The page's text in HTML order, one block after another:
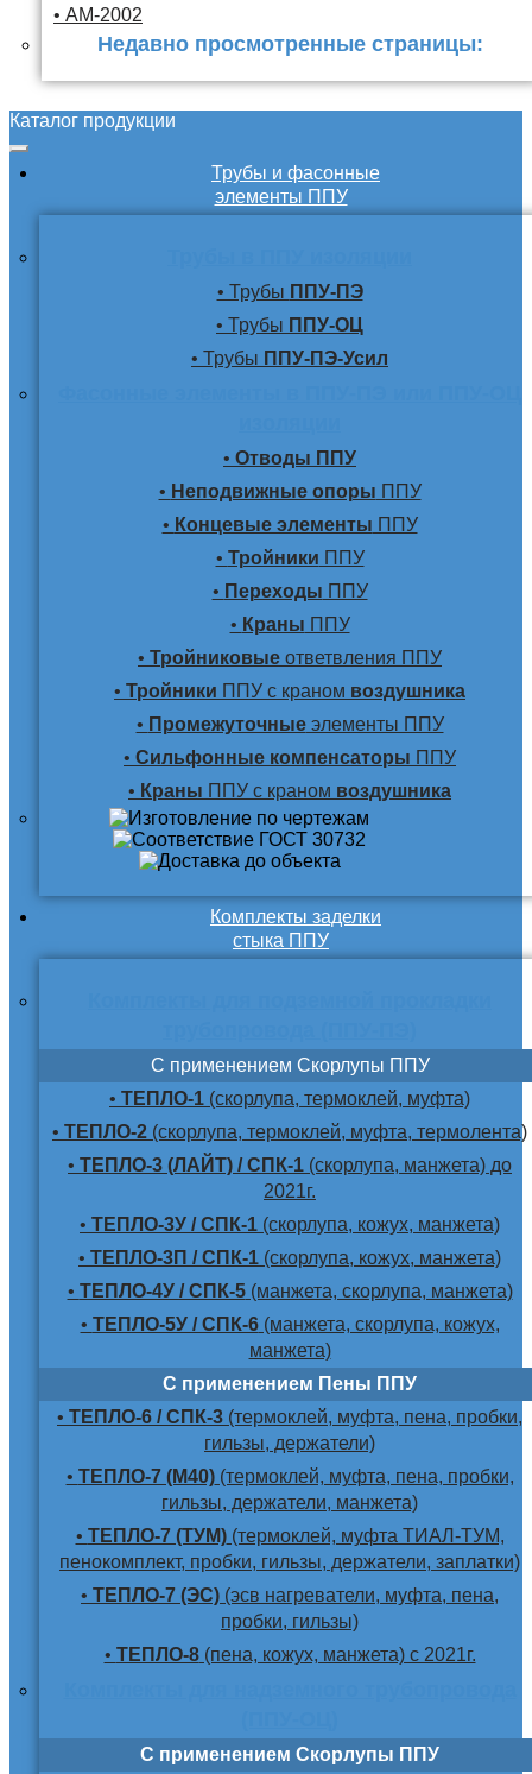
• АМ-2002
Недавно просмотренные страницы:
Каталог продукции
Трубы и фасонные
элементы ППУ
• Трубы ППУ-ПЭ
• Трубы ППУ-ОЦ
• Трубы ППУ-ПЭ-Усил
• Отводы ППУ
• Неподвижные опоры ППУ
• Концевые элементы ППУ
• Тройники ППУ
• Переходы ППУ
• Краны ППУ
• Тройниковые ответвления ППУ
• Тройники ППУ с краном воздушника
• Промежуточныеэлементы ППУ
• Сильфонные компенсаторы ППУ
• Краны ППУ с краном воздушника
Комплекты заделки
стыка ППУ
С применением Скорлупы ППУ
• ТЕПЛО-1 (скорлупа, термоклей, муфта)
• ТЕПЛО-2 (скорлупа, термоклей, муфта, термолента)
• ТЕПЛО-3 (ЛАЙТ) / СПК-1 (скорлупа, манжета) до
2021г.
• ТЕПЛО-3У / СПК-1 (скорлупа, кожух, манжета)
• ТЕПЛО-3П / СПК-1 (скорлупа, кожух, манжета)
• ТЕПЛО-4У / СПК-5(манжета, скорлупа, манжета)
• ТЕПЛО-5У / СПК-6(манжета, скорлупа, кожух,
манжета)
С применением Пены ППУ
• ТЕПЛО-6 / СПК-3 (термоклей, муфта, пена, пробки,
гильзы, держатели)
• ТЕПЛО-7 (М40)(термоклей, муфта, пена, пробки,
гильзы, держатели, манжета)
• ТЕПЛО-7 (ТУМ)(термоклей, муфта ТИАЛ-ТУМ,
пенокомплект, пробки, гильзы, держатели, заплатки)
• ТЕПЛО-7 (ЭС) (эсв нагреватели, муфта, пена,
пробки, гильзы)
• ТЕПЛО-8(пена, кожух, манжета) с 2021г.
С применением Скорлупы ППУ